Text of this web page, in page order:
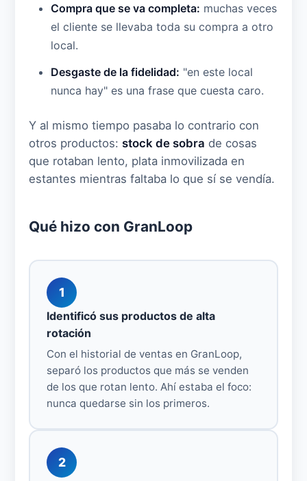
Compra que se va completa: muchas veces
el cliente se llevaba toda su compra a otro
local.
Desgaste de la fidelidad: "en este local
nunca hay" es una frase que cuesta caro.
Y al mismo tiempo pasaba lo contrario con
otros productos:stock de sobra de cosas
que rotaban lento, plata inmovilizada en
estantes mientras faltaba lo que sí se vendía.
Qué hizo con GranLoop
1
Identificó sus productos de alta
rotación
Con el historial de ventas en GranLoop,
separó los productos que más se venden
de los que rotan lento. Ahí estaba el foco:
nunca quedarse sin los primeros.
2